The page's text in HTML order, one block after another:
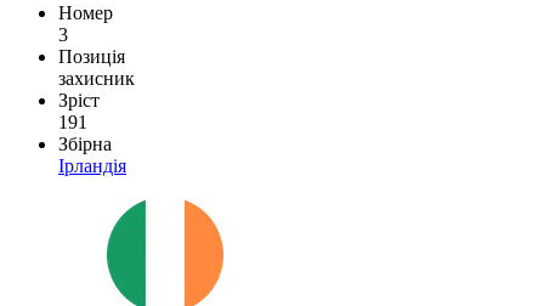
Номер
3
Позиція
захисник
Зріст
191
Збірна
Ірландія